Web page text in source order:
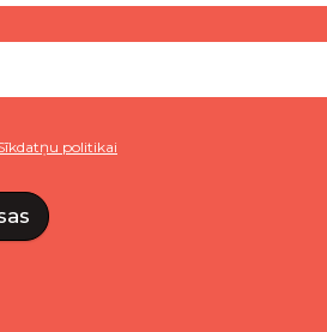
politikai